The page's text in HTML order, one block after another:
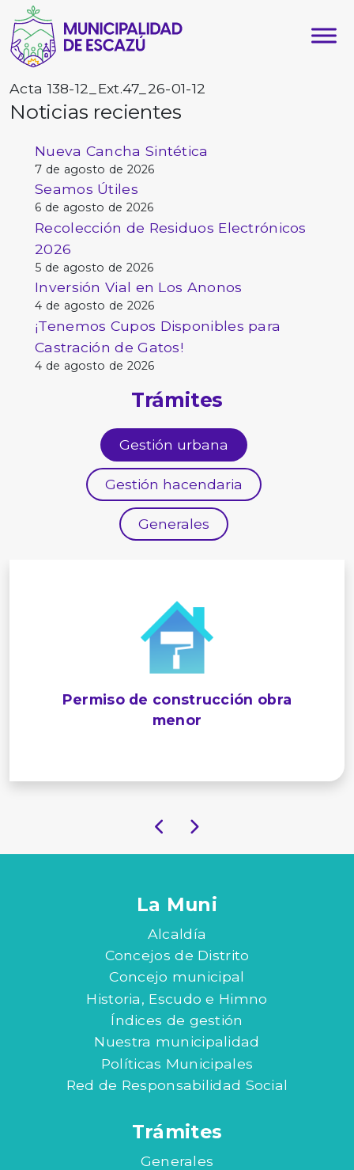
Acta 138-12_Ext.47_26-01-12
Noticias recientes
Nueva Cancha Sintética
7 de agosto de 2026
Seamos Útiles
6 de agosto de 2026
Recolección de Residuos Electrónicos
2026
5 de agosto de 2026
Inversión Vial en Los Anonos
4 de agosto de 2026
¡Tenemos Cupos Disponibles para
Castración de Gatos!
4 de agosto de 2026
Trámites
Gestión urbana
Gestión hacendaria
Generales
Permiso de construcción obra
menor
La Muni
Alcaldía
Concejos de Distrito
Concejo municipal
Historia, Escudo e Himno
Índices de gestión
Nuestra municipalidad
Políticas Municipales
Red de Responsabilidad Social
Trámites
Generales